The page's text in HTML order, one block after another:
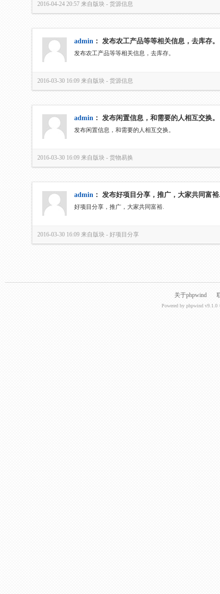
2016-04-24 20:57 来自版块 - 货源信息
admin ： 发布农工产品等等相关信息，去库存。
发布农工产品等等相关信息，去库存。
2016-03-30 16:09 来自版块 - 货源信息
admin ： 发布闲置信息，和需要的人相互交换。
发布闲置信息，和需要的人相互交换。
2016-03-30 16:09 来自版块 - 货物易换
admin ： 发布好项目分享，推广，大家共同富
好项目分享，推广，大家共同富裕.
2016-03-30 16:09 来自版块 - 好项目分享
关于phpwind
Powered by phpwind v9.1.0